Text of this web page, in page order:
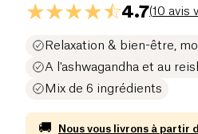
4.7(10 avis
Relaxation & bien-être,
A l'ashwagandha et au
Mix de 6 ingrédients
🚚 Nous vous livrons à partir